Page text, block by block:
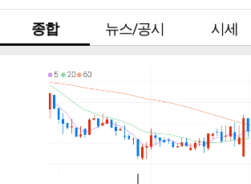
종합 뉴스/공시 시세